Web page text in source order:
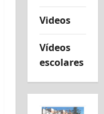
Videos
Vídeos
escolares